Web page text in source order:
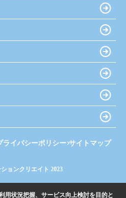
ライバシーポリシー サイトマップ
ョンクリエイト 2023
用状況把握、サービス向上検討を目的と